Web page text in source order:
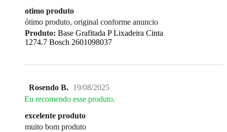
otimo produto
ótimo produto, original conforme anuncio
Produto: Base Grafitada P Lixadeira Cinta
1274.7 Bosch 2601098037
Rosendo B. 19/08/2025
Eu recomendo esse produto.
excelente produto
muito bom produto